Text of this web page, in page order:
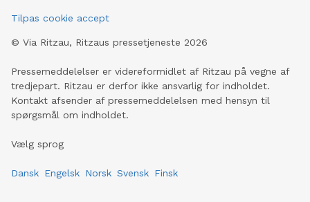
Tilpas cookie accept
© Via Ritzau, Ritzaus pressetjeneste 2026
Pressemeddelelser er videreformidlet af Ritzau på vegne af
tredjepart. Ritzau er derfor ikke ansvarlig for indholdet.
Kontakt afsender af pressemeddelelsen med hensyn til
spørgsmål om indholdet.
Vælg sprog
Dansk Engelsk Norsk Svensk Finsk